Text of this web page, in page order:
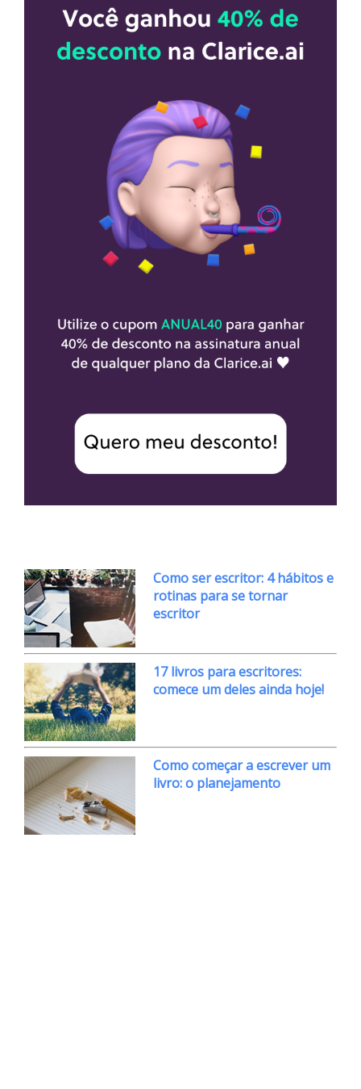
Como ser escritor: 4 hábitos e
rotinas para se tornar
escritor
17 livros para escritores:
comece um deles ainda hoje!
Como começar a escrever um
livro: o planejamento